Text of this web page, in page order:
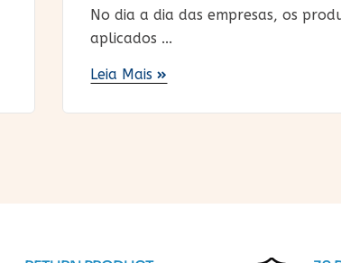
empresas
No dia a dia das empresas, os
aplicados ...
Leia Mais